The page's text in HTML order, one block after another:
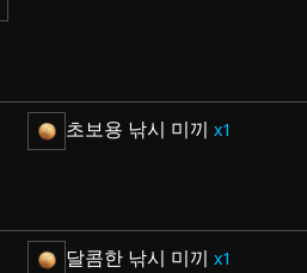
초보용 낚시 미끼 1
달콤한 낚시 미끼 1